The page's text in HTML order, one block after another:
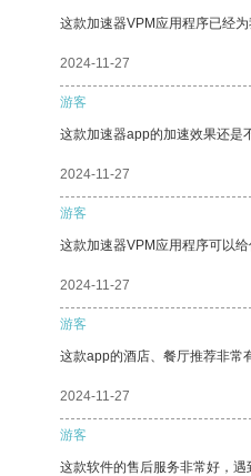
这款加速器VPM应用程序已经为
2024-11-27
游客
这款加速器app的加速效果还是
2024-11-27
游客
这款加速器VPM应用程序可以
2024-11-27
游客
这款app的酒店、餐厅推荐非常
2024-11-27
游客
这款软件的售后服务非常好，遇